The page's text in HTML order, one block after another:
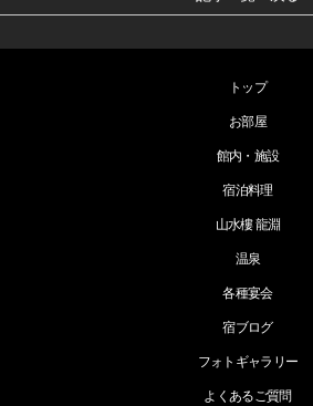
トップ
お部屋
館内・施設
宿泊料理
山水樓 龍淵
温泉
各種宴会
宿ブログ
フォトギャラリー
よくあるご質問